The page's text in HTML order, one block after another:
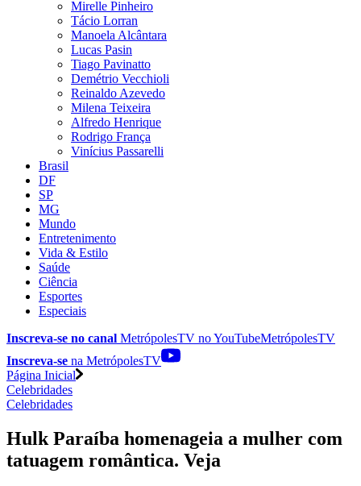
Mirelle Pinheiro
Tácio Lorran
Manoela Alcântara
Lucas Pasin
Tiago Pavinatto
Demétrio Vecchioli
Reinaldo Azevedo
Milena Teixeira
Alfredo Henrique
Rodrigo França
Vinícius Passarelli
Brasil
DF
SP
MG
Mundo
Entretenimento
Vida & Estilo
Saúde
Ciência
Esportes
Especiais
Inscreva-se no canal MetrópolesTV noYouTubeMetrópolesTV
Inscreva-se na MetrópolesTV
Página Inicial
Celebridades
Celebridades
Hulk Paraíba homenageia a mulher com
tatuagem romântica. Veja